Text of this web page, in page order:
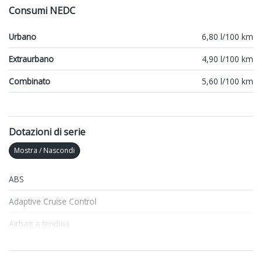
Consumi NEDC
Urbano
6,80 l/100 km
Extraurbano
4,90 l/100 km
Combinato
5,60 l/100 km
Dotazioni di serie
Mostra / Nascondi
ABS
Adaptive Cruise Control
Airbag a tendina